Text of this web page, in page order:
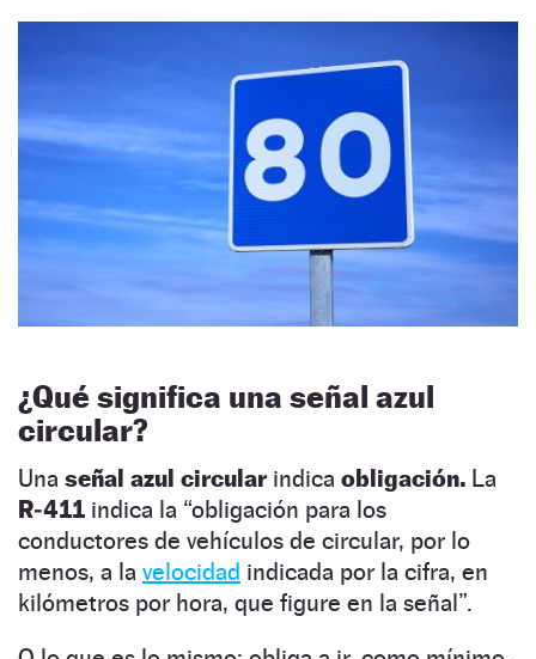
¿Qué significa una señal azul
circular?
Una señal azul circularindica obligación. La
R‐411 indica la “obligación para los
conductores de vehículos de circular, por lo
menos, a la velocidad indicada por la cifra, en
kilómetros por hora, que figure en la señal”.